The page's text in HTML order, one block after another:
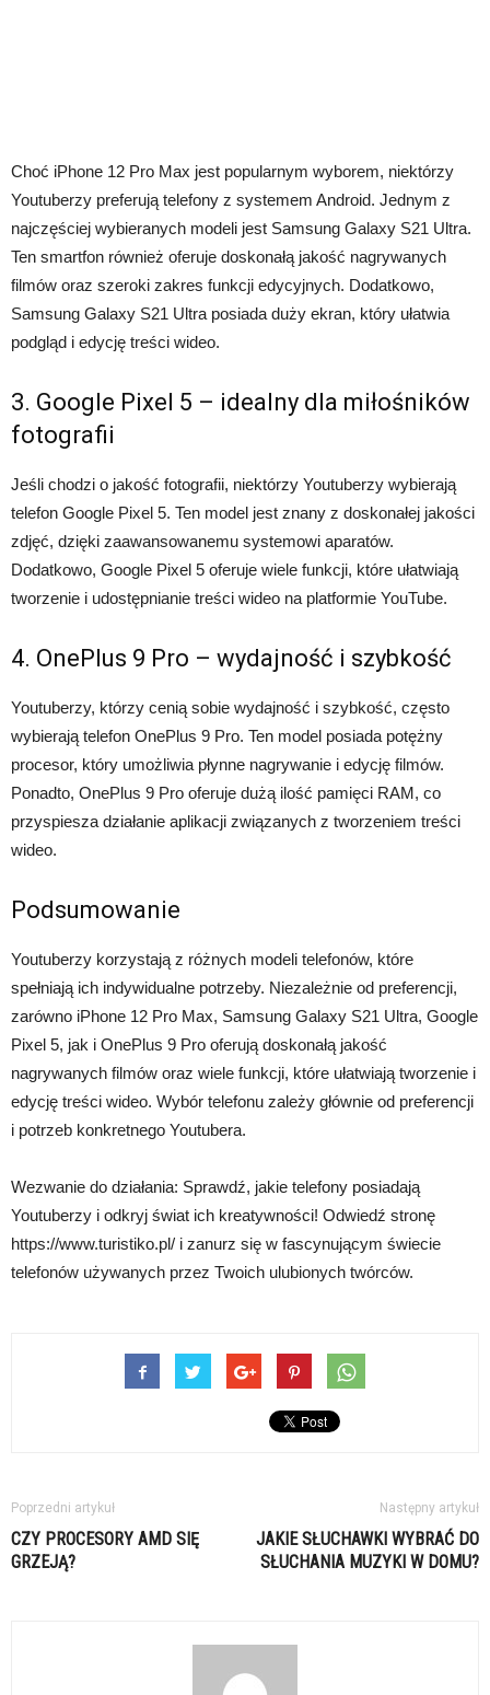
Choć iPhone 12 Pro Max jest popularnym wyborem, niektórzy
Youtuberzy preferują telefony z systemem Android. Jednym z
najczęściej wybieranych modeli jest Samsung Galaxy S21 Ultra.
Ten smartfon również oferuje doskonałą jakość nagrywanych
filmów oraz szeroki zakres funkcji edycyjnych. Dodatkowo,
Samsung Galaxy S21 Ultra posiada duży ekran, który ułatwia
podgląd i edycję treści wideo.
3. Google Pixel 5 – idealny dla miłośników
fotografii
Jeśli chodzi o jakość fotografii, niektórzy Youtuberzy wybierają
telefon Google Pixel 5. Ten model jest znany z doskonałej jakości
zdjęć, dzięki zaawansowanemu systemowi aparatów.
Dodatkowo, Google Pixel 5 oferuje wiele funkcji, które ułatwiają
tworzenie i udostępnianie treści wideo na platformie YouTube.
4. OnePlus 9 Pro – wydajność i szybkość
Youtuberzy, którzy cenią sobie wydajność i szybkość, często
wybierają telefon OnePlus 9 Pro. Ten model posiada potężny
procesor, który umożliwia płynne nagrywanie i edycję filmów.
Ponadto, OnePlus 9 Pro oferuje dużą ilość pamięci RAM, co
przyspiesza działanie aplikacji związanych z tworzeniem treści
wideo.
Podsumowanie
Youtuberzy korzystają z różnych modeli telefonów, które
spełniają ich indywidualne potrzeby. Niezależnie od preferencji,
zarówno iPhone 12 Pro Max, Samsung Galaxy S21 Ultra, Google
Pixel 5, jak i OnePlus 9 Pro oferują doskonałą jakość
nagrywanych filmów oraz wiele funkcji, które ułatwiają tworzenie i
edycję treści wideo. Wybór telefonu zależy głównie od preferencji
i potrzeb konkretnego Youtubera.
Wezwanie do działania: Sprawdź, jakie telefony posiadają
Youtuberzy i odkryj świat ich kreatywności! Odwiedź stronę
https://www.turistiko.pl/ i zanurz się w fascynującym świecie
telefonów używanych przez Twoich ulubionych twórców.
Poprzedni artykuł
CZY PROCESORY AMD SIĘ
GRZEJĄ?
Następny artykuł
JAKIE SŁUCHAWKI WYBRAĆ DO
SŁUCHANIA MUZYKI W DOMU?